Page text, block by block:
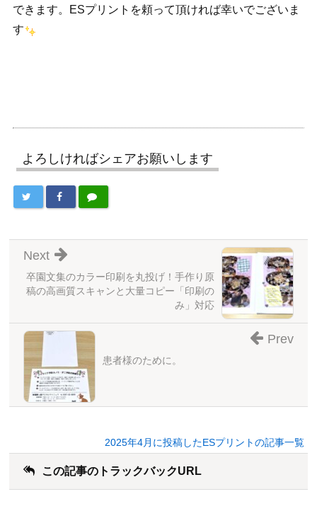
できます。ESプリントを頼って頂ければ幸いでございま
す
よろしければシェアお願いします
卒園文集のカラー印刷を丸投げ！手作り原
稿の高画質スキャンと大量コピー「印刷の
み」対応
Next
患者様のために。
Prev
2025年4月に投稿したESプリントの記事一覧
この記事のトラックバックURL